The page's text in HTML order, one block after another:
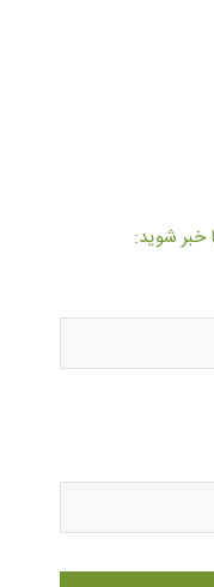
خبر شوید: